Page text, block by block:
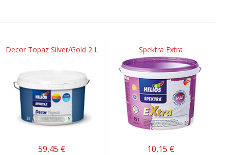
Decor Topaz Silver/Gold 2 L
59,45 €
Spektra Extra
10,15 €